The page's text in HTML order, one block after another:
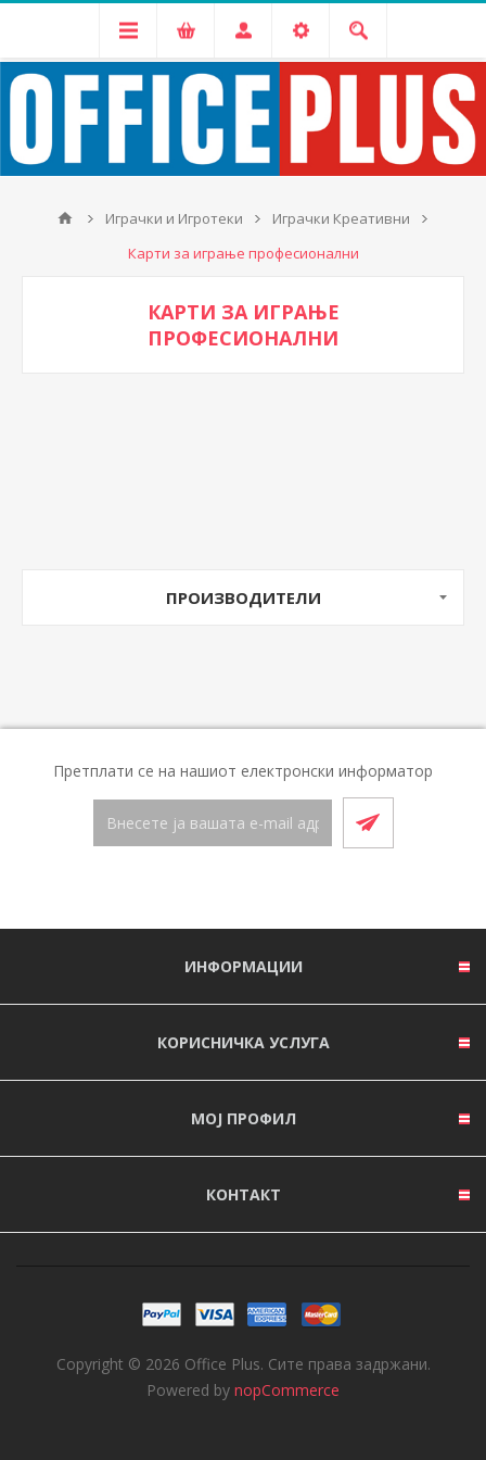
Играчки и Игротеки
Играчки Креативни
Карти за играње професионални
КАРТИ ЗА ИГРАЊЕ
ПРОФЕСИОНАЛНИ
ПРОИЗВОДИТЕЛИ
Претплати се на нашиот електронски информатор
ИНФОРМАЦИИ
КОРИСНИЧКА УСЛУГА
МОЈ ПРОФИЛ
КОНТАКТ
Copyright © 2026 Office Plus. Сите права задржани.
Powered by nopCommerce